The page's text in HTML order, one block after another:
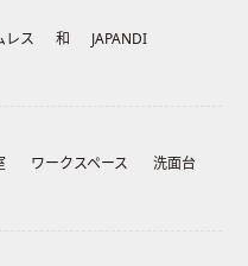
レス 和
JAPANDI
ワークスペース
洗面台